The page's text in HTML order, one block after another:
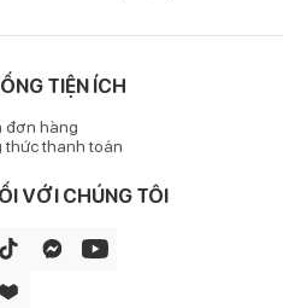
cảm của bé.
cảm giác thoải mái và dễ chịu
TIỆN ÍCH
đơn hàng
thức thanh toán
VỚI CHÚNG TÔI